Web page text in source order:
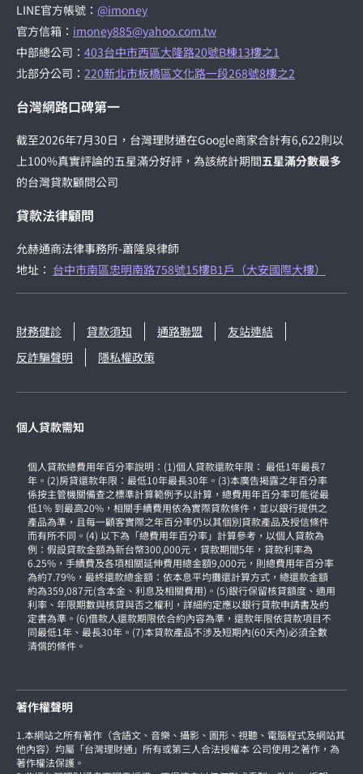
LINE官方帳號： @imoney
官方信箱： imoney885@yahoo.com.tw
中部總公司： 403台中市西區大隆路20號B棟13樓之1
北部分公司： 220新北市板橋區文化路一段268號8樓之2
台灣網路口碑第一
截至2026年7月30日，台灣理財通在Google商家合計有6,622則以
上100%真實評論的五星滿分好評，為該統計期間五星滿分數最多
的台灣貸款顧問公司
貸款法律顧問
允赫通商法律事務所-蕭隆泉律師
地址： 台中市南區忠明南路758號15樓B1戶（大安國際大樓）
財務健診 貸款須知 通路聯盟
友站連結
反詐騙聲明
隱私權政策
個人貸款需知
個人貸款總費用年百分率說明：(1)個人貸款還款年限： 最低1年最長7
年。(2)房貸還款年限：最低10年最長30年。(3)本廣告揭露之年百分率
係按主管機關備查之標準計算範例予以計算，總費用年百分率可能從最
低1% 到最高20%，相關手續費用依為實際貸款條件，並以銀行提供之
產品為準，且每一顧客實際之年百分率仍以其個別貸款產品及授信條件
而有所不同。(4) 以下為「總費用年百分率」計算參考，以個人貸款為
例：假設貸款金額為新台幣300,000元，貸款期間5年，貸款利率為
6.25%，手續費及各項相關延伸費用總金額9,000元，則總費用年百分率
為約7.79%，最終還款總金額：依本息平均攤還計算方式，總還款金額
約為359,087元(含本金、利息及相關費用)。(5)銀行保留核貸額度、適用
利率、年限期數與核貸與否之權利，詳細約定應以銀行貸款申請書及約
定書為準。(6)借款人還款期限依合約內容為準，還款年限依貸款項目不
同最低1年、最長30年。(7)本貸款產品不涉及短期內(60天內)必須全數
清償的條件。
著作權聲明
1.本網站之所有著作（含語文、音樂、攝影、圖形、視聽、電腦程式及網站其
他內容）均屬「台灣理財通」所有或第三人合法授權本 公司使用之著作，為
著作權法保護。